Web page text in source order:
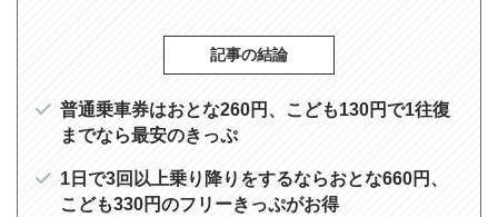
記事の結論
普通乗車券はおとな260円、こども130円で1往復
までなら最安のきっぷ
1日で3回以上乗り降りをするならおとな660円、
こども330円のフリーきっぷがお得